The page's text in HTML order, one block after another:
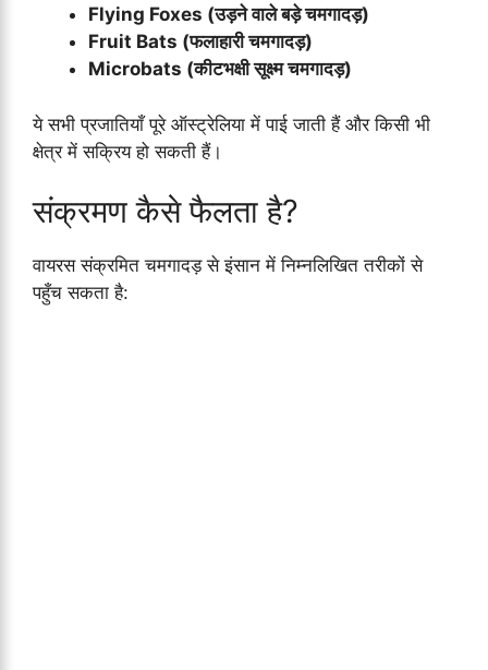
Flying Foxes (उड़ने वाले बड़े चमगादड़)
Fruit Bats (फलाहारी चमगादड़)
Microbats (कीटभक्षी सूक्ष्म चमगादड़)
ये सभी प्रजातियाँ पूरे ऑस्ट्रेलिया में पाई जाती हैं और किसी भी
क्षेत्र में सक्रिय हो सकती हैं।
संक्रमण कैसे फैलता है?
वायरस संक्रमित चमगादड़ से इंसान में निम्नलिखित तरीकों से
पहुँच सकता है: